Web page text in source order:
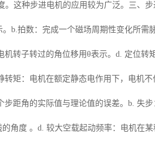
。这种步进电机的应用较为广泛。三、
b.拍数：完成一个磁场周期性变化所
机转子转过的角位移用θ表示。d. 定位
转矩：电机在额定静态电作用下，电机
距角的实际值与理论值的误差。b. 失
角度 。d. 较大空载起动频率：电机在